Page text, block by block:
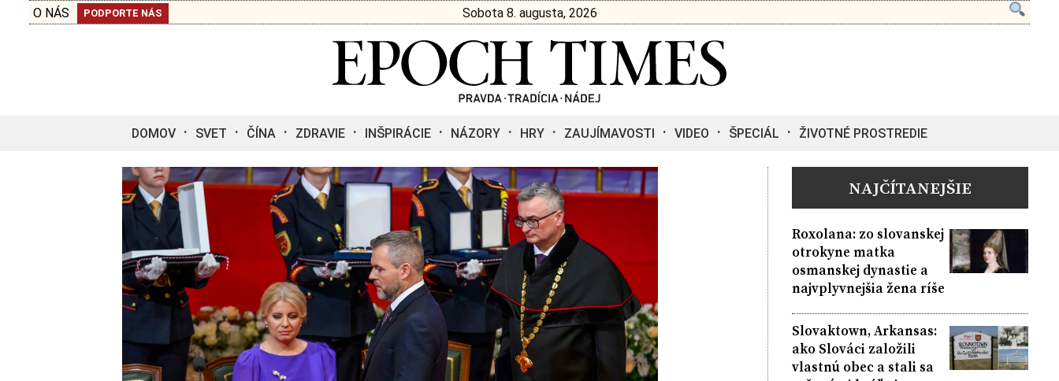
O NÁS PODPORTE NÁS Sobota 8. augusta, 2026
DOMOV SVET ČÍNA ZDRAVIE INŠPIRÁCIE NÁZORY HRY ZAUJÍMAVOSTI VIDEO ŠPECIÁL ŽIVOTNÉ PROSTREDIE
NAJČÍTANEJŠIE
Roxolana: zo slovanskej
otrokyne matka
osmanskej dynastie a
najvplyvnejšia žena ríše
Slovaktown, Arkansas:
ako Slováci založili
vlastnú obec a stali sa